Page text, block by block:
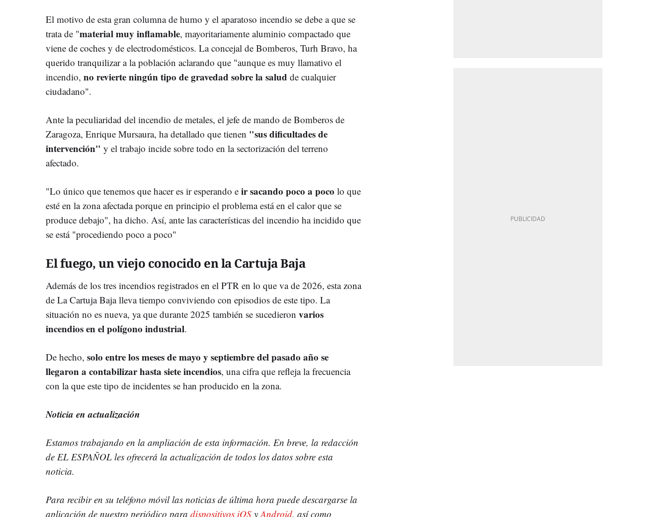
El motivo de esta gran columna de humo y el aparatoso incendio se debe a que se
trata de "material muy inflamable, mayoritariamente aluminio compactado que
viene de coches y de electrodomésticos. La concejal de Bomberos, Turh Bravo, ha
querido tranquilizar a la población aclarando que "aunque es muy llamativo el
incendio, no revierte ningún tipo de gravedad sobre la salud de cualquier
ciudadano".
Ante la peculiaridad del incendio de metales, el jefe de mando de Bomberos de
Zaragoza, Enrique Mursaura, ha detallado que tienen "sus dificultades de
intervención" y el trabajo incide sobre todo en la sectorización del terreno
afectado.
"Lo único que tenemos que hacer es ir esperando e ir sacando poco a poco lo que
esté en la zona afectada porque en principio el problema está en el calor que se
produce debajo", ha dicho. Así, ante las características del incendio ha incidido que
se está "procediendo poco a poco"
El fuego, un viejo conocido en la Cartuja Baja
Además de los tres incendios registrados en el PTR en lo que va de 2026, esta zona
de La Cartuja Baja lleva tiempo conviviendo con episodios de este tipo. La
situación no es nueva, ya que durante 2025 también se sucedieron varios
incendios en el polígono industrial.
De hecho, solo entre los meses de mayo y septiembre del pasado año se
llegaron a contabilizar hasta siete incendios, una cifra que refleja la frecuencia
con la que este tipo de incidentes se han producido en la zona.
Noticia en actualización
Estamos trabajando en la ampliación de esta información. En breve, la redacción
de EL ESPAÑOL les ofrecerá la actualización de todos los datos sobre esta
noticia.
Para recibir en su teléfono móvil las noticias de última hora puede descargarse la
aplicación de nuestro periódico para dispositivos iOS y Android, así como